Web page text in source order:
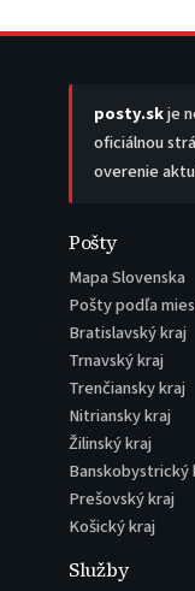
posty.skje
oficiálnou
overenie
Pošty
Mapa Slovenska
Pošty podľa
Bratislavský kraj
Trnavský kraj
Trenčiansky kraj
Nitriansky kraj
Žilinský kraj
Banskobystrický
Prešovský kraj
Košický kraj
Služby